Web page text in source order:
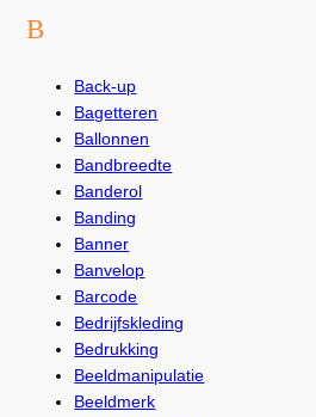
B
Back-up
Bagetteren
Ballonnen
Bandbreedte
Banderol
Banding
Banner
Banvelop
Barcode
Bedrijfskleding
Bedrukking
Beeldmanipulatie
Beeldmerk